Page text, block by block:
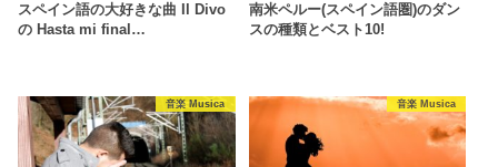
スペイン語の大好きな曲 Il Divo
の Hasta mi final…
南米ペルー(スペイン語圏)のダン
スの種類とベスト10!
音楽 Musica 音楽 Musica